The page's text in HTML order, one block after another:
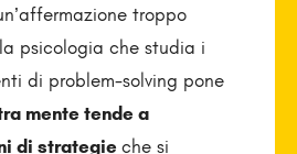
troppo
psicologia che studia i
di problem-solving pone
mente tende a
di strategie che si